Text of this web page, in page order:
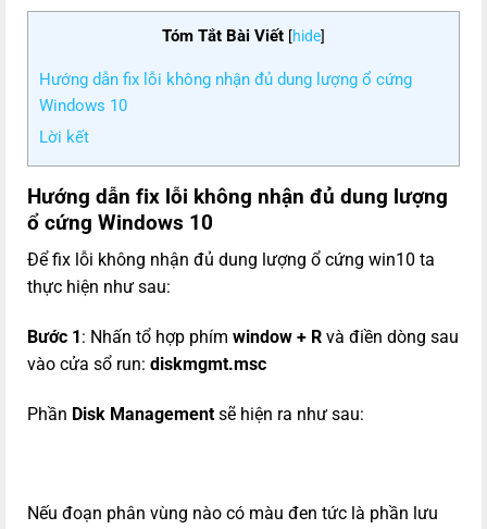
Tóm Tắt Bài Viết [hide]
Hướng dẫn fix lỗi không nhận đủ dung lượng ổ cứng
Windows 10
Lời kết
Hướng dẫn fix lỗi không nhận đủ dung lượng
ổ cứng Windows 10
Để fix lỗi không nhận đủ dung lượng ổ cứng win10 ta
thực hiện như sau:
Bước 1: Nhấn tổ hợp phím window + R và điền dòng sau
vào cửa sổ run: diskmgmt.msc
Phần Disk Management sẽ hiện ra như sau:
Nếu đoạn phân vùng nào có màu đen tức là phần lưu